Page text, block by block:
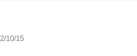
10/15